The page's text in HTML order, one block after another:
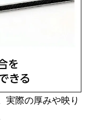
実際の厚みや映り